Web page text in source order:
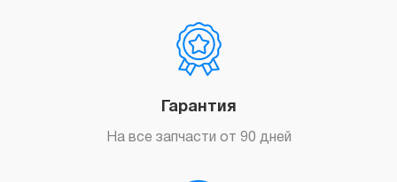
Гарантия
На все запчасти от 90 дней